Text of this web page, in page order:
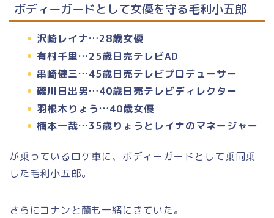
ボディーガードとして女優を守る毛利小五郎
沢崎レイナ…28歳女優
有村千里…25歳日売テレビAD
串崎健三…45歳日売テレビプロデューサー
磯川日出男…40歳日売テレビディレクター
羽根木りょう…40歳女優
楠本一哉…35歳りょうとレイナのマネージャー
が乗っているロケ車に、ボディーガードとして乗同乗
した毛利小五郎。
さらにコナンと蘭も一緒にきていた。